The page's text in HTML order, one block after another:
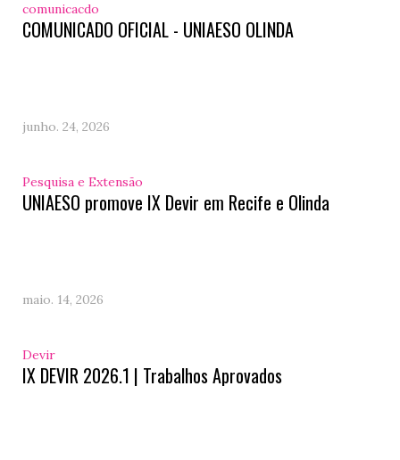
comunicacdo
COMUNICADO OFICIAL - UNIAESO OLINDA
junho. 24, 2026
Pesquisa e Extensão
UNIAESO promove IX Devir em Recife e Olinda
maio. 14, 2026
Devir
IX DEVIR 2026.1 | Trabalhos Aprovados